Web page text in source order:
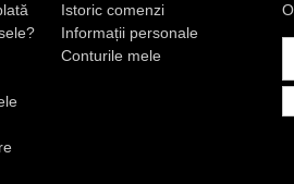
Istoric comenzi
Informații personale
Conturile mele